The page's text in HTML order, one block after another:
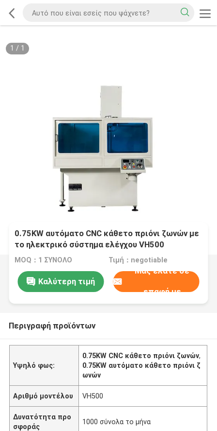
1 / 1
0.75KW αυτόματο CNC κάθετο πριόνι ζωνών με
το ηλεκτρικό σύστημα ελέγχου VH500
MOQ：1 ΣΥΝΟΛΟ Τιμή：negotiable
Καλύτερη τιμή
Μας ελάτε σε
επαφή με
Περιγραφή προϊόντων
Υψηλό φως:
0.75KW CNC κάθετο πριόνι ζωνών,
0.75KW αυτόματο κάθετο πριόνι ζ
ωνών
Αριθμό μοντέλου VH500
Δυνατότητα προ
σφοράς
1000 σύνολα το μήνα